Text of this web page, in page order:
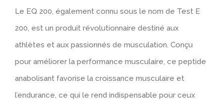
Le EQ 200, également connu sous le nom de Test E
200, est un produit révolutionnaire destiné aux
athlètes et aux passionnés de musculation. Conçu
pour améliorer la performance musculaire, ce peptide
anabolisant favorise la croissance musculaire et
l’endurance, ce qui le rend indispensable pour ceux